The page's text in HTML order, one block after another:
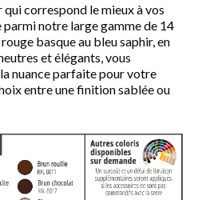
correspond le mieux à vos
notre large gamme de 14
basque au bleu saphir, en
et élégants, vous
nuance parfaite pour votre
entre une finition sablée ou